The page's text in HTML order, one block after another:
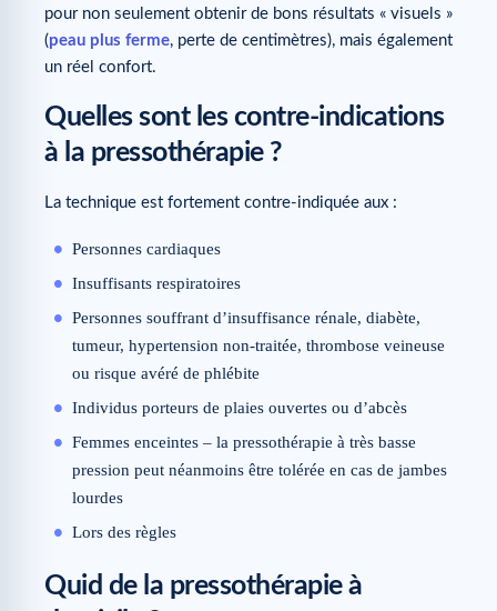
pour non seulement obtenir de bons résultats « visuels »
(peau plus ferme, perte de centimètres), mais également
un réel confort.
Quelles sont les contre-indications
à la pressothérapie ?
La technique est fortement contre-indiquée aux :
Personnes cardiaques
Insuffisants respiratoires
Personnes souffrant d’insuffisance rénale, diabète,
tumeur, hypertension non-traitée, thrombose veineuse
ou risque avéré de phlébite
Individus porteurs de plaies ouvertes ou d’abcès
Femmes enceintes – la pressothérapie à très basse
pression peut néanmoins être tolérée en cas de jambes
lourdes
Lors des règles
Quid de la pressothérapie à